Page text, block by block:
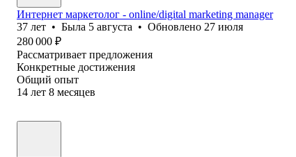
Интернет маркетолог - online/digital marketing manager
37 лет • Была 5 августа • Обновлено 27 июля
280 000 ₽
Рассматривает предложения
Конкретные достижения
Общий опыт
14 лет 8 месяцев